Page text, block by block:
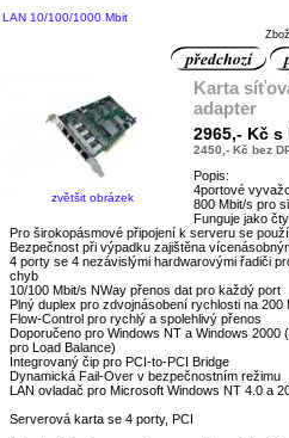
LAN 10/100/1000 Mbit
zvětšit obrázek
Karta
adapter
2965,- Kč s
2450,- Kč bez
Popis:
4portové
800 Mbit/s pro
Funguje jako
Pro širokopásmové připojení k serveru se
Bezpečnost při výpadku zajištěna
4 porty se 4 nezávislými hardwarovými řadiči
chyb
10/100 Mbit/s NWay přenos dat pro každý port
Plný duplex pro zdvojnásobení rychlosti na 200
Flow-Control pro rychlý a spolehlivý přenos
Doporučeno pro Windows NT a Windows
pro Load Balance)
Integrovaný čip pro PCI-to-PCI Bridge
Dynamická Fail-Over v bezpečnostním režimu
LAN ovladač pro Microsoft Windows NT 4.0 a
Serverová karta se 4 porty, PCI